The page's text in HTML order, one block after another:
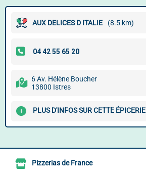
AUX DELICES D ITALIE (8.5 km)
6 Av. Hélène Boucher
13800 Istres
PLUS D'INFOS SUR CETTE ÉPICERIE
Pizzerias de France